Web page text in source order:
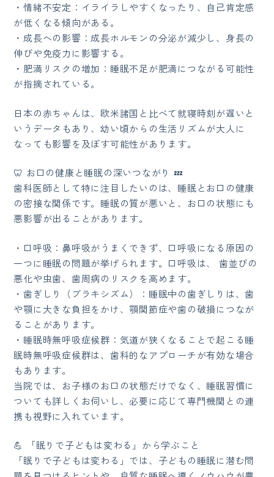
・情緒不安定：イライラしやすくなったり、自己肯定感
が低くなる傾向がある。
・成長への影響：成長ホルモンの分泌が減少し、身長の
伸びや免疫力に影響する。
・肥満リスクの増加：睡眠不足が肥満につながる可能性
が指摘されている。
日本の赤ちゃんは、欧米諸国と比べて就寝時刻が遅いと
いうデータもあり、幼い頃からの生活リズムが大人に
なっても影響を及ぼす可能性があります。
🦷 お口の健康と睡眠の深いつながり 💤
歯科医師として特に注目したいのは、睡眠とお口の健康
の密接な関係です。睡眠の質が悪いと、お口の状態にも
悪影響が出ることがあります。
・口呼吸：鼻呼吸がうまくできず、口呼吸になる原因の
一つに睡眠の問題が挙げられます。口呼吸は、 歯並びの
悪化や虫歯、歯周病のリスクを高めます。
・歯ぎしり（ブラキシズム）：睡眠中の歯ぎしりは、歯
や顎に大きな負担をかけ、顎関節症や歯の破損につなが
ることがあります。
・睡眠時無呼吸症候群：気道が狭くなることで起こる睡
眠時無呼吸症候群は、歯科的なアプローチが有効な場合
もあります。
当院では、お子様のお口の状態だけでなく、睡眠習慣に
ついても詳しくお伺いし、必要に応じて専門機関との連
携も視野に入れています。
💪 「眠りで子どもは変わる」から学ぶこと
「眠りで子どもは変わる」では、子どもの睡眠に潜む問